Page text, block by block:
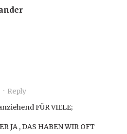
· Reply
FÜR VIELE;
JA , DAS HABEN WIR OFT